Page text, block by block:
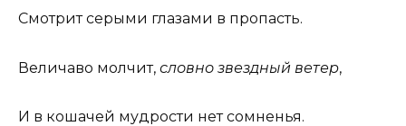
Смотрит серыми глазами в пропасть.
Величаво молчит, словно звездный ветер,
И в кошачей мудрости нет сомненья.